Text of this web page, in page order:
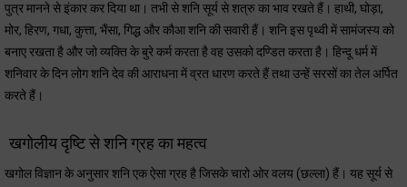
पुत्र मानने से इंकार कर दिया था। तभी से शनि सूर्य से शत्रु का भाव रखते हैं। हाथी, घोड़ा,
मोर, हिरण, गधा, कुत्ता, भैंसा, गिद्ध और काैआ शनि की सवारी हैं। शनि इस पृथ्वी में सामंजस्य को
बनाए रखता है और जो व्यक्ति के बुरे कर्म करता है वह उसको दण्डित करता है। हिन्दू धर्म में
शनिवार के दिन लोग शनि देव की आराधना में व्रत धारण करते हैं तथा उन्हें सरसों का तेल अर्पित
करते हैं।
खगोलीय दृष्टि से शनि ग्रह का महत्व
खगोल विज्ञान के अनुसार शनि एक ऐसा ग्रह है जिसके चारो ओर वलय (छल्ला) हैं। यह सूर्य से